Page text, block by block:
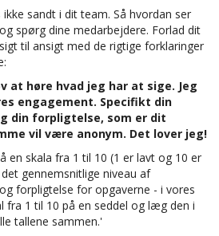
sandt i dit team. Så hvordan ser
spørg dine medarbejdere. Forlad dit
til ansigt med de rigtige forklaringer
at høre hvad jeg har at sige. Jeg
engagement. Specifikt din
din forpligtelse, som er dit
vil være anonym. Det lover jeg!
en skala fra 1 til 10 (1 er lavt og 10 er
gennemsnitlige niveau af
forpligtelse for opgaverne - i vores
fra 1 til 10 på en seddel og læg den i
tallene sammen.'